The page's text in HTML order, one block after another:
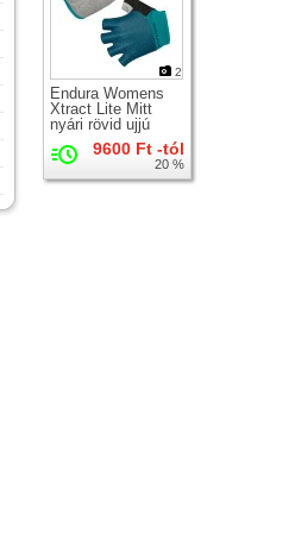
2
Endura Womens
Xtract Lite Mitt
nyári rövid ujjú
kerékpáros
kesztyű9600 Ft -tól
20 %